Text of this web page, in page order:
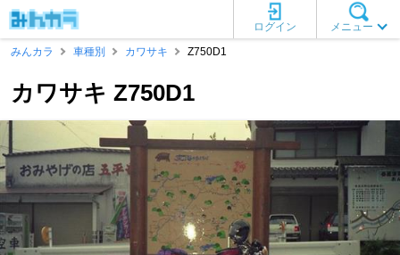
メニュー
ログイン
みんカラ
車種別 カワサキ Z750D1
カワサキ Z750D1